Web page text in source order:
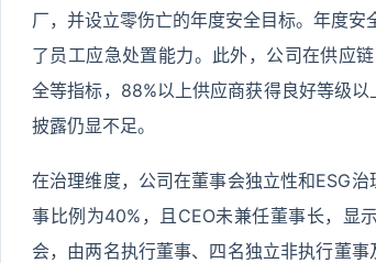
厂，并设立零伤亡的年度安全目标。年度
了员工应急处置能力。此外，公司在供应
全等指标，88%以上供应商获得良好等级
披露仍显不足。
在治理维度，公司在董事会独立性和ESG
事比例为40%，且CEO未兼任董事长，显
会，由两名执行董事、四名独立非执行董